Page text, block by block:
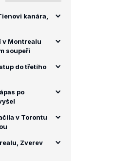
kanára,
v Montrealu
soupeři
do třetího
po
v Torontu
Zverev